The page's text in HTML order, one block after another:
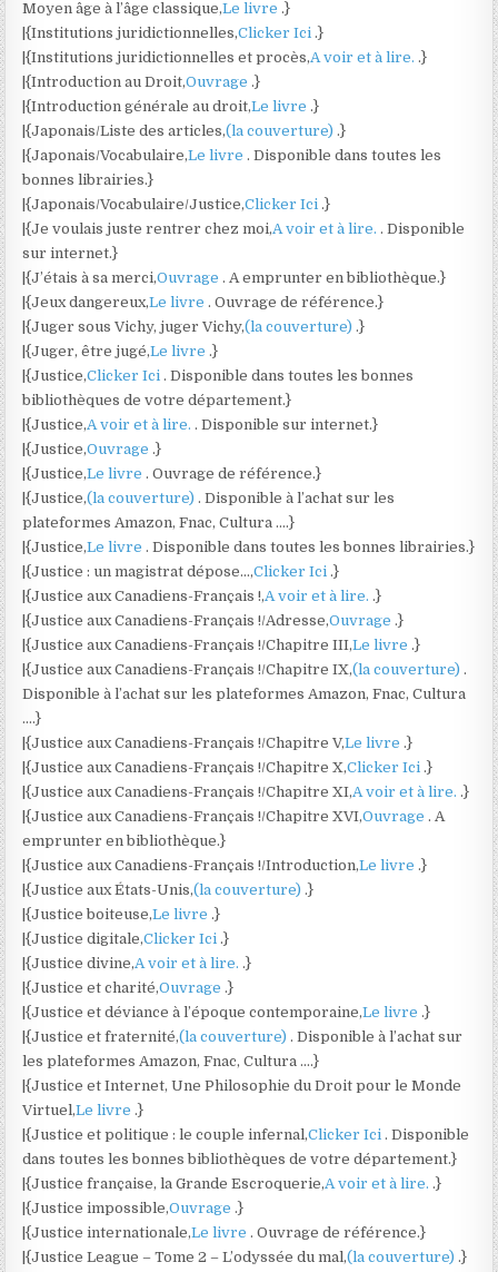
Moyen âge à l’âge classique,Le livre.}
|{Institutions juridictionnelles,Clicker Ici.}
|{Institutions juridictionnelles et procès,A voir et à lire..}
|{Introduction au Droit,Ouvrage.}
|{Introduction générale au droit,Le livre.}
|{Japonais/Liste des articles,(la couverture).}
|{Japonais/Vocabulaire,Le livre. Disponible dans toutes les
bonnes librairies.}
|{Japonais/Vocabulaire/Justice,Clicker Ici.}
|{Je voulais juste rentrer chez moi,A voir et à lire.. Disponible
sur internet.}
|{J’étais à sa merci,Ouvrage. A emprunter en bibliothèque.}
|{Jeux dangereux,Le livre. Ouvrage de référence.}
|{Juger sous Vichy, juger Vichy,(la couverture).}
|{Juger, être jugé,Le livre.}
|{Justice,Clicker Ici. Disponible dans toutes les bonnes
bibliothèques de votre département.}
|{Justice,A voir et à lire.. Disponible sur internet.}
|{Justice,Ouvrage.}
|{Justice,Le livre. Ouvrage de référence.}
|{Justice,(la couverture). Disponible à l’achat sur les
plateformes Amazon, Fnac, Cultura ….}
|{Justice,Le livre. Disponible dans toutes les bonnes librairies.}
|{Justice : un magistrat dépose…,Clicker Ici.}
|{Justice aux Canadiens-Français !,A voir et à lire..}
|{Justice aux Canadiens-Français !/Adresse,Ouvrage.}
|{Justice aux Canadiens-Français !/Chapitre III,Le livre.}
|{Justice aux Canadiens-Français !/Chapitre IX,(la couverture).
Disponible à l’achat sur les plateformes Amazon, Fnac, Cultura
….}
|{Justice aux Canadiens-Français !/Chapitre V,Le livre.}
|{Justice aux Canadiens-Français !/Chapitre X,Clicker Ici.}
|{Justice aux Canadiens-Français !/Chapitre XI,A voir et à lire..}
|{Justice aux Canadiens-Français !/Chapitre XVI,Ouvrage. A
emprunter en bibliothèque.}
|{Justice aux Canadiens-Français !/Introduction,Le livre.}
|{Justice aux États-Unis,(la couverture).}
|{Justice boiteuse,Le livre.}
|{Justice digitale,Clicker Ici.}
|{Justice divine,A voir et à lire..}
|{Justice et charité,Ouvrage.}
|{Justice et déviance à l’époque contemporaine,Le livre.}
|{Justice et fraternité,(la couverture). Disponible à l’achat sur
les plateformes Amazon, Fnac, Cultura ….}
|{Justice et Internet, Une Philosophie du Droit pour le Monde
Virtuel,Le livre.}
|{Justice et politique : le couple infernal,Clicker Ici. Disponible
dans toutes les bonnes bibliothèques de votre département.}
|{Justice française, la Grande Escroquerie,A voir et à lire..}
|{Justice impossible,Ouvrage.}
|{Justice internationale,Le livre. Ouvrage de référence.}
|{Justice League – Tome 2 – L’odyssée du mal,(la couverture).}